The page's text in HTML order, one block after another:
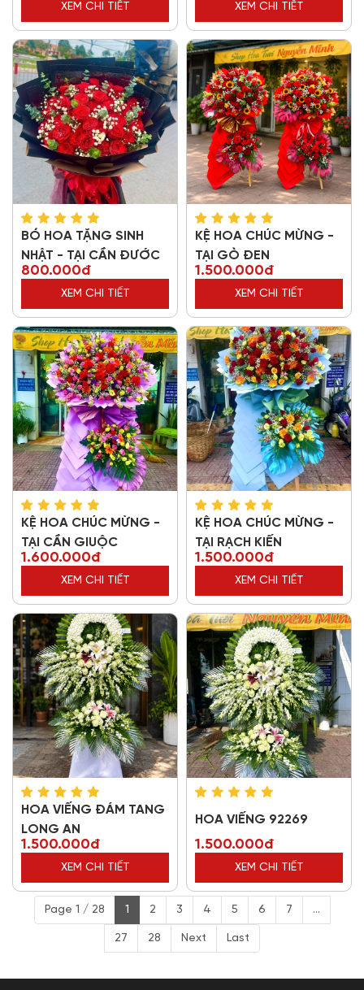
XEM CHI TIẾT XEM CHI TIẾT
BÓ HOA TẶNG SINH
NHẬT - TẠI CẦN ĐƯỚC
800.000đ
XEM CHI TIẾT
KỆ HOA CHÚC MỪNG -
TẠI GÒ ĐEN
1.500.000đ
XEM CHI TIẾT
KỆ HOA CHÚC MỪNG -
TẠI CẦN GIUỘC
1.600.000đ
XEM CHI TIẾT
KỆ HOA CHÚC MỪNG -
TẠI RẠCH KIẾN
1.500.000đ
XEM CHI TIẾT
HOA VIẾNG ĐÁM TANG
LONG AN
1.500.000đ
XEM CHI TIẾT
HOA VIẾNG 92269
1.500.000đ
XEM CHI TIẾT
Page 1 / 28 1 2 3 4 5 6 7 ...
27 28 Next Last